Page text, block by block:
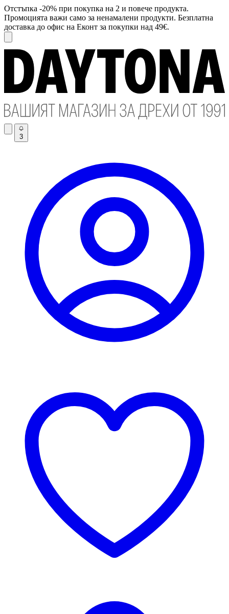
Отстъпка -20% при покупка на 2 и повече продукта.
Промоцията важи само за ненамалени продукти. Безплатна
доставка до офис на Еконт за покупки над 49€.
3